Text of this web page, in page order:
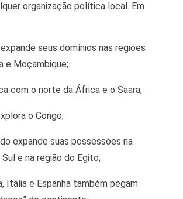
organização política local. Em
seus domínios nas regiões
e Moçambique;
com o norte da África e o Saara;
o Congo;
expande suas possessões na
e na região do Egito;
Itália e Espanha também pegam